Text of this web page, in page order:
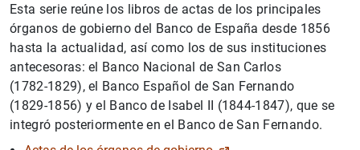
Esta serie reúne los libros de actas de los principales
órganos de gobierno del Banco de España desde 1856
hasta la actualidad, así como los de sus instituciones
antecesoras: el Banco Nacional de San Carlos
(1782‑1829), el Banco Español de San Fernando
(1829‑1856) y el Banco de Isabel II (1844‑1847), que se
integró posteriormente en el Banco de San Fernando.